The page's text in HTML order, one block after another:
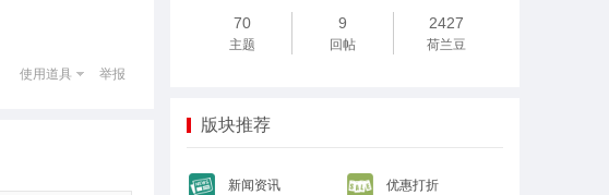
使用道具 举报
70
主题
9
回帖
2427
荷兰豆
版块推荐
新闻资讯 优惠打折